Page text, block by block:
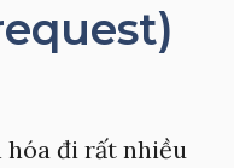
hóa đi rất nhiều